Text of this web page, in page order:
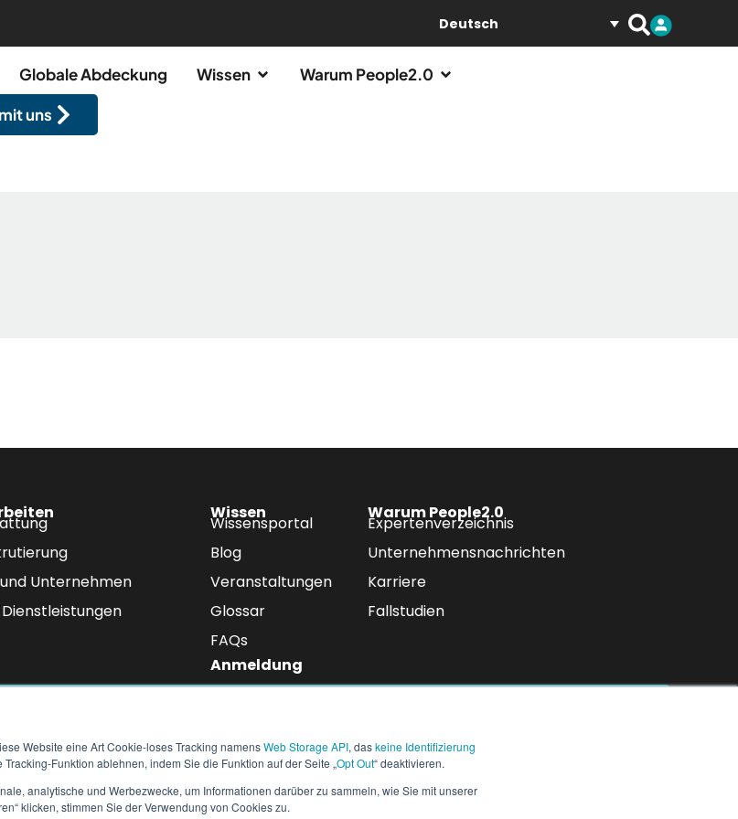
Website eine Art Cookie-loses Tracking namensWeb Storage API, daskeine Identifizierung
Tracking-Funktion ablehnen, indem Sie die Funktion auf der Seite „Opt Out“ deaktivieren.
analytische und Werbezwecke, um Informationen darüber zu sammeln, wie Sie mit unserer
klicken, stimmen Sie der Verwendung von Cookies zu.
Deutsch
Globale Abdeckung Wissen
Warum People2.0
uns
Unternehmen
Wissen
Wissensportal
Blog
Veranstaltungen
Glossar
FAQs
Anmeldung
Warum People2.0
Expertenverzeichnis
Unternehmensnachrichten
Karriere
Fallstudien
Aktualisierungen zur Einhaltung von Vorschriften und